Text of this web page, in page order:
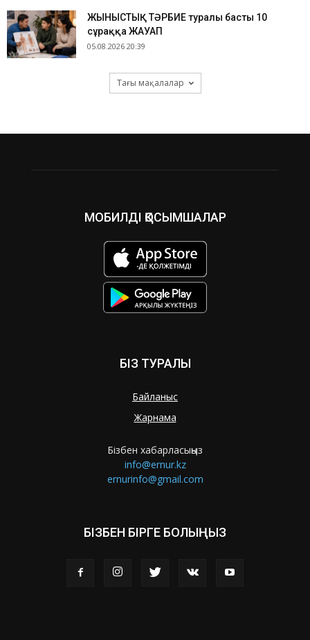
ЖЫНЫСТЫҚ ТӘРБИЕ туралы басты 10
сұраққа ЖАУАП
05.08.2026 20:39
Тағы мақалалар
МОБИЛДІ ҚОСЫМШАЛАР
БІЗ ТУРАЛЫ
Байланыс
Жарнама
Бізбен хабарласыңыз
info@ernur.kz
ernurinfo@gmail.com
БІЗБЕН БІРГЕ БОЛЫҢЫЗ